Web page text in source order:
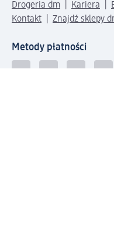
Drogeria dm Kariera
Kontakt
Znajdź sklepy
Metody płatności